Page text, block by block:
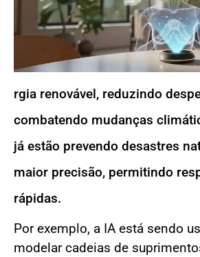
rgia renovável, reduzindo
combatendo mudanças
já estão prevendo desastres
maior precisão, permitindo
rápidas.
Por exemplo, a IA está sendo
modelar cadeias de